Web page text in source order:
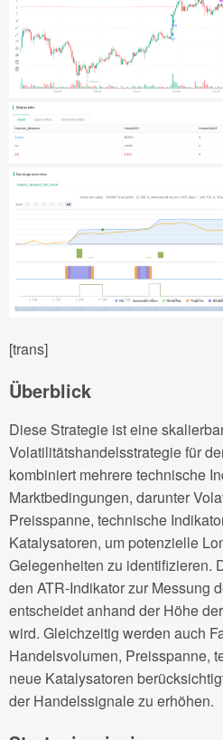
[trans]
Überblick
Diese Strategie ist eine
Volatilitätshandelsstrategie für
kombiniert mehrere technische
Marktbedingungen, darunter
Preisspanne, technische
Katalysatoren, um potenzielle
Gelegenheiten zu identifizieren.
den ATR-Indikator zur Messung
entscheidet anhand der Höhe
wird. Gleichzeitig werden auch
Handelsvolumen, Preisspanne,
neue Katalysatoren
der Handelssignale zu erhöhen.